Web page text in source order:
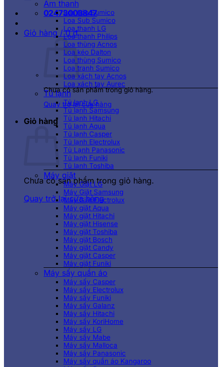
02473003847
Giỏ hàng /0₫
Chưa có sản phẩm trong giỏ hàng.
Quay trở lại cửa hàng
Giỏ hàng
Chưa có sản phẩm trong giỏ hàng.
Quay trở lại cửa hàng
Âm thanh
Loa kéo Sumico
Loa Sub Sumico
Loa thanh LG
Loa thanh Philips
Loa thùng Acnos
Loa kéo Dalton
Loa thùng Sumico
Loa tranh Sumico
Loa xách tay Acnos
Loa xách tay Aurec
Tủ lạnh
Tủ lạnh LG
Tủ lạnh Samsung
Tủ lạnh Hitachi
Tủ lạnh Aqua
Tủ lạnh Casper
Tủ lạnh Electrolux
Tủ Lạnh Panasonic
Tủ lạnh Funiki
Tủ lạnh Toshiba
Máy giặt
Máy Giặt LG
Máy Giặt Samsung
Máy Giặt Electrolux
Máy giặt Aqua
Máy giặt Hitachi
Máy giặt Hisense
Máy giặt Toshiba
Máy giặt Bosch
Máy giặt Candy
Máy giặt Casper
Máy giặt Funiki
Máy sấy quần áo
Máy sấy Casper
Máy sấy Electrolux
Máy sấy Funiki
Máy sấy Galanz
Máy sấy Hitachi
Máy sấy KoriHome
Máy sấy LG
Máy sấy Mabe
Máy sấy Malloca
Máy sấy Panasonic
Máy sấy quần áo Kangaroo